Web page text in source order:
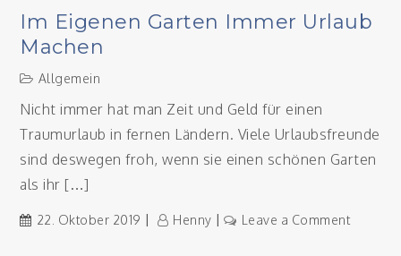
Im Eigenen Garten Immer Urlaub
Machen
Allgemein
Nicht immer hat man Zeit und Geld für einen
Traumurlaub in fernen Ländern. Viele Urlaubsfreunde
sind deswegen froh, wenn sie einen schönen Garten
als ihr […]
22. Oktober 2019 Henny Leave a Commenton